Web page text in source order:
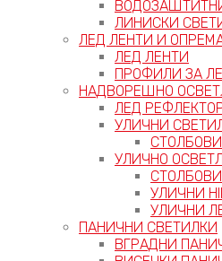
ЛИНИСКИ
ЛЕД ЛЕНТИ И
ЛЕД ЛЕНТИ
ПРОФИЛИ ЗА
НАДВОРЕШНО
ЛЕД
УЛИЧНИ
УЛИЧНО
УЛИЧНИ
УЛИЧНИ
ПАНИЧНИ СВЕТИЛКИ
ВГРАДНИ